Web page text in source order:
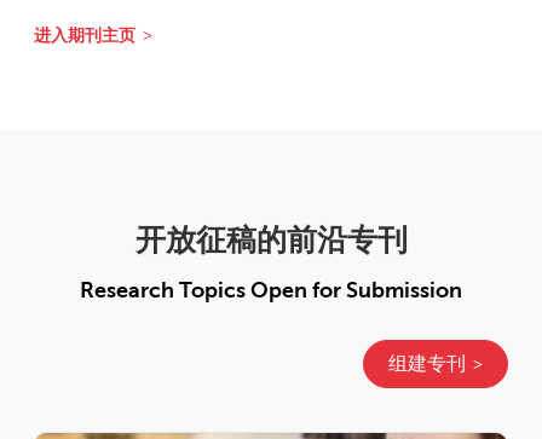
进入期刊主页
开放征稿的前沿专刊
Research Topics Open for Submission
组建专刊